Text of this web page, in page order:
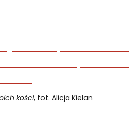
kości, fot. Alicja Kielan